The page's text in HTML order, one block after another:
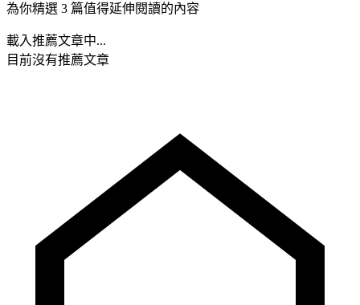
為你精選 3 篇值得延伸閱讀的內容
載入推薦文章中...
目前沒有推薦文章